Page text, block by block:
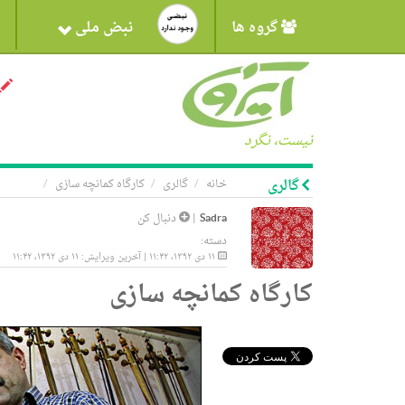
گروه ها نبض ملی
نیست، نگرد
خانه گالری کارگاه کمانچه سازی گالری
Sadra
|
دنبال کن
دسته:
کارگاه کمانچه سازی